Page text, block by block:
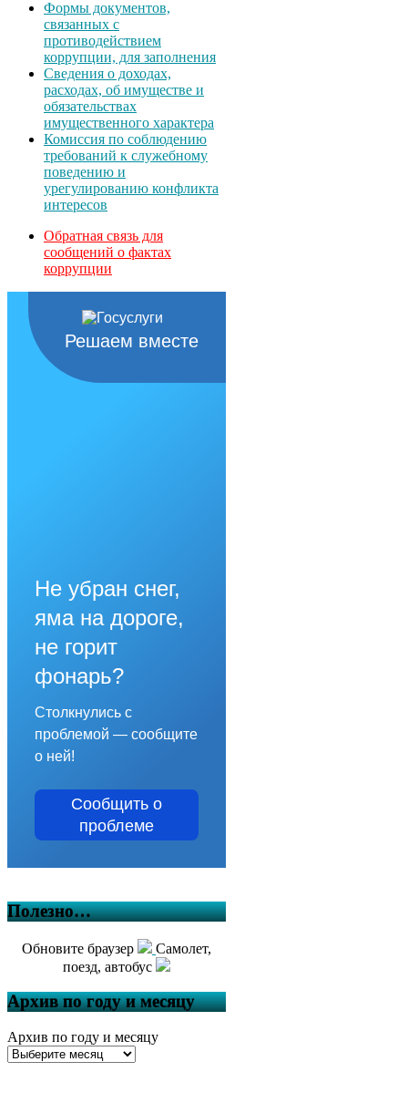
Формы документов,
связанных с
противодействием
коррупции, для заполнения
Сведения о доходах,
расходах, об имуществе и
обязательствах
имущественного характера
Комиссия по соблюдению
требований к служебному
поведению и
урегулированию конфликта
интересов
Обратная связь для
сообщений о фактах
коррупции
Решаем вместе
Не убран снег,
яма на дороге,
не горит
фонарь?
Столкнулись с
проблемой — сообщите
о ней!
Сообщить о
проблеме
Полезно…
Обновите браузер
Самолет,
поезд, автобус
Архив по году и месяцу
Архив по году и месяцу